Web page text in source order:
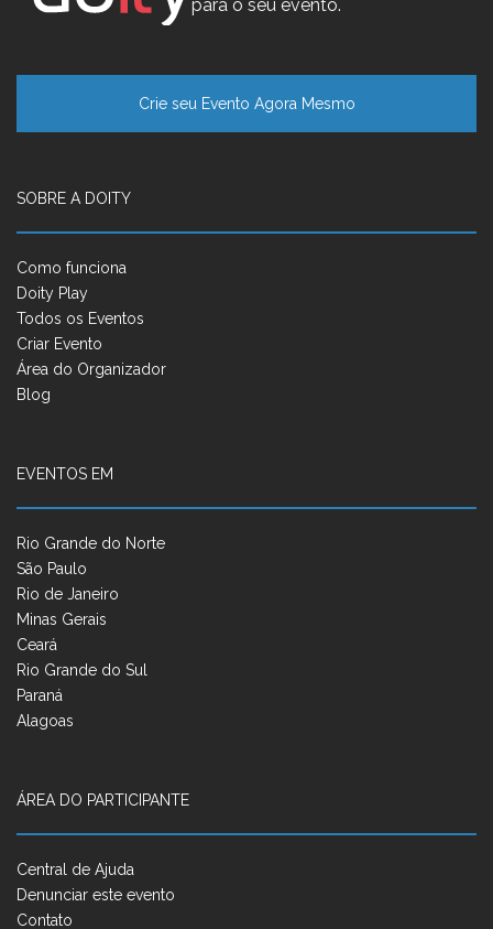
para o seu evento.
Crie seu Evento Agora Mesmo
SOBRE A DOITY
Como funciona
Doity Play
Todos os Eventos
Criar Evento
Área do Organizador
Blog
EVENTOS EM
Rio Grande do Norte
São Paulo
Rio de Janeiro
Minas Gerais
Ceará
Rio Grande do Sul
Paraná
Alagoas
ÁREA DO PARTICIPANTE
Central de Ajuda
Denunciar este evento
Contato